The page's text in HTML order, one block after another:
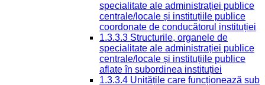
specialitate ale administrației publice
centrale/locale și instituțiile publice
coordonate de conducătorul instituției
1.3.3.3 Structurile, organele de
specialitate ale administrației publice
centrale/locale și instituțiile publice
aflate în subordinea instituției
1.3.3.4 Unitățile care funcționează sub